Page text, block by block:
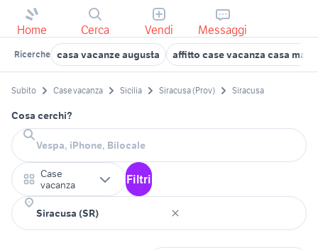
Home Cerca Vendi Messaggi
Ricerche casa vacanze augusta affitto case vacanza casa
Subito Case vacanza Sicilia Siracusa (Prov) Siracusa
Cosa cerchi?
Case
vacanza
Filtri